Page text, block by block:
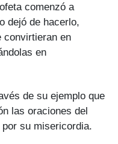
comenzó a
dejó de hacerlo,
convirtieran en
en
de su ejemplo que
las oraciones del
su misericordia.